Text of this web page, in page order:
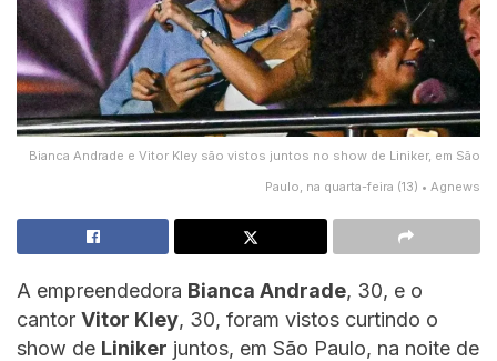
Bianca Andrade e Vitor Kley são vistos juntos no show de Liniker, em São
Paulo, na quarta-feira (13) • Agnews
A empreendedora Bianca Andrade, 30, e o
cantor Vitor Kley, 30, foram vistos curtindo o
show de Liniker juntos, em São Paulo, na noite de